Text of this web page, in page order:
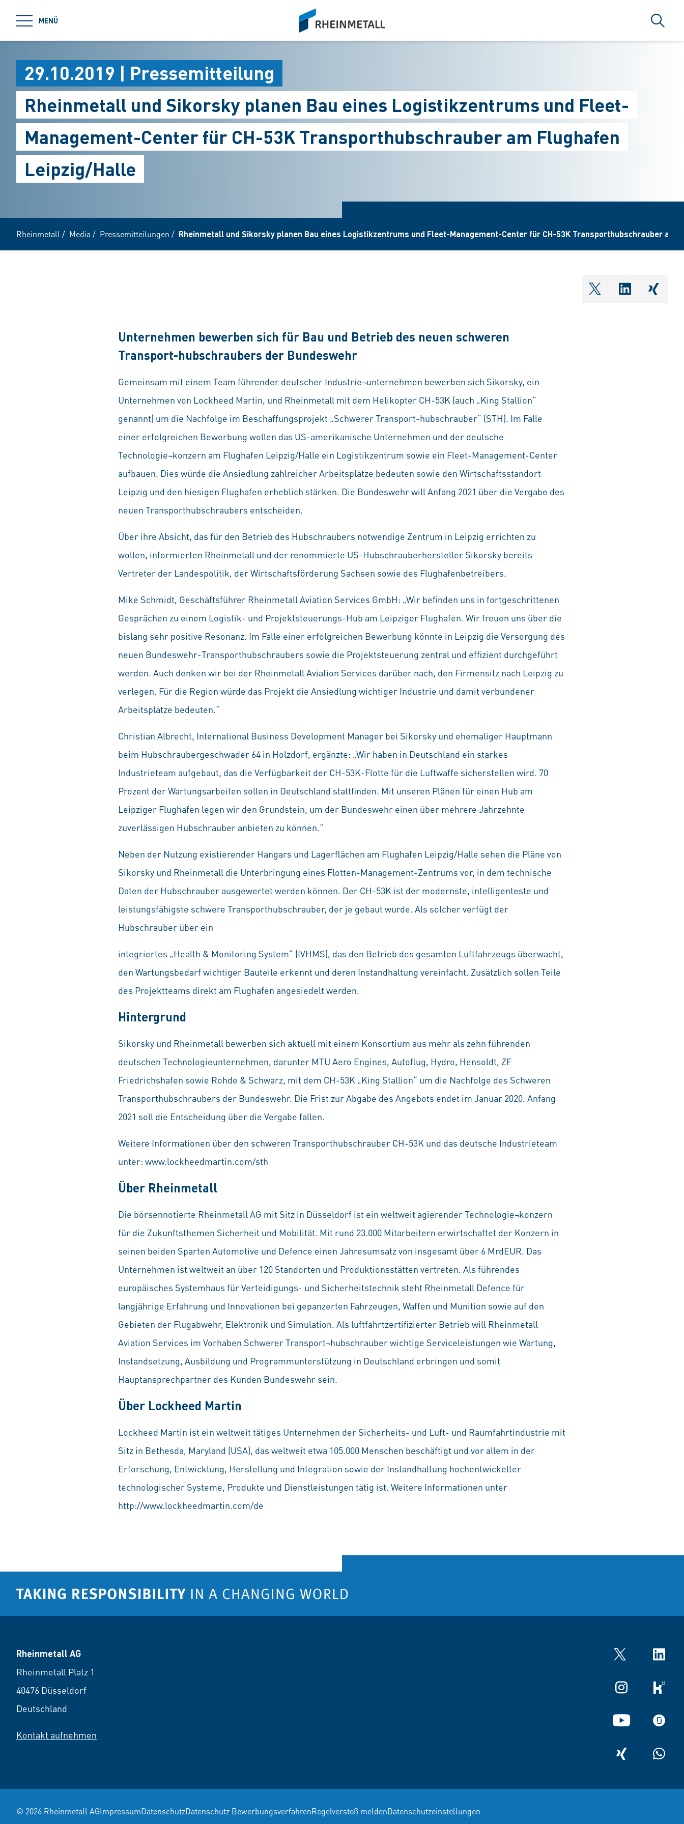
MENÜ
siteLogo
Suche
29.10.2019 | Pressemitteilung
Rheinmetall und Sikorsky planen Bau eines Logistikzentrums und Fleet-
Management-Center für CH-53K Transporthubschrauber am Flughafen
Leipzig/Halle
Rheinmetall / Media / Pressemitteilungen / Rheinmetall und Sikorsky planen Bau eines Logistikzentrums und Fleet-Management-Center für CH-53K Transporthubschrauber am
shareOntwitter
Unternehmen bewerben sich für Bau und Betrieb des neuen schweren
Transport-hubschraubers der Bundeswehr
Gemeinsam mit einem Team führender deutscher Industrie¬unternehmen bewerben sich Sikorsky, ein
Unternehmen von Lockheed Martin, und Rheinmetall mit dem Helikopter CH-53K (auch „King Stallion“
genannt) um die Nachfolge im Beschaffungsprojekt „Schwerer Transport-hubschrauber“ (STH). Im Falle
einer erfolgreichen Bewerbung wollen das US-amerikanische Unternehmen und der deutsche
Technologie¬konzern am Flughafen Leipzig/Halle ein Logistikzentrum sowie ein Fleet-Management-Center
aufbauen. Dies würde die Ansiedlung zahlreicher Arbeitsplätze bedeuten sowie den Wirtschaftsstandort
Leipzig und den hiesigen Flughafen erheblich stärken. Die Bundeswehr will Anfang 2021 über die Vergabe des
neuen Transporthubschraubers entscheiden.
Über ihre Absicht, das für den Betrieb des Hubschraubers notwendige Zentrum in Leipzig errichten zu
wollen, informierten Rheinmetall und der renommierte US-Hubschrauberhersteller Sikorsky bereits
Vertreter der Landespolitik, der Wirtschaftsförderung Sachsen sowie des Flughafenbetreibers.
Mike Schmidt, Geschäftsführer Rheinmetall Aviation Services GmbH: „Wir befinden uns in fortgeschrittenen
Gesprächen zu einem Logistik- und Projektsteuerungs-Hub am Leipziger Flughafen. Wir freuen uns über die
bislang sehr positive Resonanz. Im Falle einer erfolgreichen Bewerbung könnte in Leipzig die Versorgung des
neuen Bundeswehr-Transporthubschraubers sowie die Projektsteuerung zentral und effizient durchgeführt
werden. Auch denken wir bei der Rheinmetall Aviation Services darüber nach, den Firmensitz nach Leipzig zu
verlegen. Für die Region würde das Projekt die Ansiedlung wichtiger Industrie und damit verbundener
Arbeitsplätze bedeuten.“
Christian Albrecht, International Business Development Manager bei Sikorsky und ehemaliger Hauptmann
beim Hubschraubergeschwader 64 in Holzdorf, ergänzte: „Wir haben in Deutschland ein starkes
Industrieteam aufgebaut, das die Verfügbarkeit der CH-53K-Flotte für die Luftwaffe sicherstellen wird. 70
Prozent der Wartungsarbeiten sollen in Deutschland stattfinden. Mit unseren Plänen für einen Hub am
Leipziger Flughafen legen wir den Grundstein, um der Bundeswehr einen über mehrere Jahrzehnte
zuverlässigen Hubschrauber anbieten zu können.“
Neben der Nutzung existierender Hangars und Lagerflächen am Flughafen Leipzig/Halle sehen die Pläne von
Sikorsky und Rheinmetall die Unterbringung eines Flotten-Management-Zentrums vor, in dem technische
Daten der Hubschrauber ausgewertet werden können. Der CH-53K ist der modernste, intelligenteste und
leistungsfähigste schwere Transporthubschrauber, der je gebaut wurde. Als solcher verfügt der
Hubschrauber über ein
integriertes „Health & Monitoring System“ (IVHMS), das den Betrieb des gesamten Luftfahrzeugs überwacht,
den Wartungsbedarf wichtiger Bauteile erkennt und deren Instandhaltung vereinfacht. Zusätzlich sollen Teile
des Projektteams direkt am Flughafen angesiedelt werden.
Hintergrund
Sikorsky und Rheinmetall bewerben sich aktuell mit einem Konsortium aus mehr als zehn führenden
deutschen Technologieunternehmen, darunter MTU Aero Engines, Autoflug, Hydro, Hensoldt, ZF
Friedrichshafen sowie Rohde & Schwarz, mit dem CH-53K „King Stallion“ um die Nachfolge des Schweren
Transporthubschraubers der Bundeswehr. Die Frist zur Abgabe des Angebots endet im Januar 2020. Anfang
2021 soll die Entscheidung über die Vergabe fallen.
Weitere Informationen über den schweren Transporthubschrauber CH-53K und das deutsche Industrieteam
unter: www.lockheedmartin.com/sth
Über Rheinmetall
Die börsennotierte Rheinmetall AG mit Sitz in Düsseldorf ist ein weltweit agierender Technologie¬konzern
für die Zukunftsthemen Sicherheit und Mobilität. Mit rund 23.000 Mitarbeitern erwirtschaftet der Konzern in
seinen beiden Sparten Automotive und Defence einen Jahresumsatz von insgesamt über 6 MrdEUR. Das
Unternehmen ist weltweit an über 120 Standorten und Produktionsstätten vertreten. Als führendes
europäisches Systemhaus für Verteidigungs- und Sicherheitstechnik steht Rheinmetall Defence für
langjährige Erfahrung und Innovationen bei gepanzerten Fahrzeugen, Waffen und Munition sowie auf den
Gebieten der Flugabwehr, Elektronik und Simulation. Als luftfahrtzertifizierter Betrieb will Rheinmetall
Aviation Services im Vorhaben Schwerer Transport¬hubschrauber wichtige Serviceleistungen wie Wartung,
Instandsetzung, Ausbildung und Programmunterstützung in Deutschland erbringen und somit
Hauptansprechpartner des Kunden Bundeswehr sein.
Über Lockheed Martin
Lockheed Martin ist ein weltweit tätiges Unternehmen der Sicherheits- und Luft- und Raumfahrtindustrie mit
Sitz in Bethesda, Maryland (USA), das weltweit etwa 105.000 Menschen beschäftigt und vor allem in der
Erforschung, Entwicklung, Herstellung und Integration sowie der Instandhaltung hochentwickelter
technologischer Systeme, Produkte und Dienstleistungen tätig ist. Weitere Informationen unter
http://www.lockheedmartin.com/de
Rheinmetall AG
Rheinmetall Platz 1
40476 Düsseldorf
Deutschland
Kontakt aufnehmen
Twitter LinkedIn
Instagram kununu
YouTube
XING
© 2026 Rheinmetall AGImpressumDatenschutzDatenschutz BewerbungsverfahrenRegelverstoß meldenDatenschutzeinstellungen